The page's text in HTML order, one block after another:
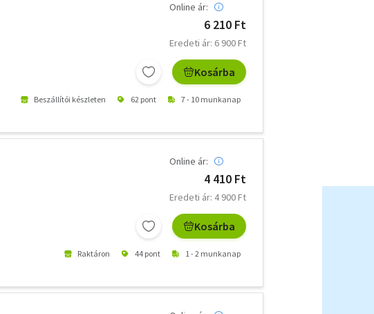
Online ár:
6 210 Ft
Eredeti ár: 6 900 Ft
Kosárba
Beszállítói készleten 62 pont 7 - 10 munkanap
Online ár:
4 410 Ft
Eredeti ár: 4 900 Ft
Kosárba
Raktáron 44 pont 1 - 2 munkanap